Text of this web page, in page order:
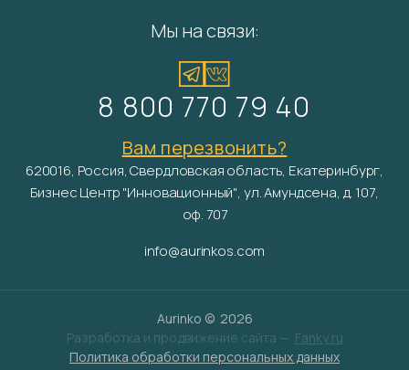
Мы на связи:
8 800 770 79 40
Вам перезвонить?
620016, Россия, Свердловская область, Екатеринбург,
Бизнес Центр "Инновационный", ул. Амундсена, д. 107,
оф. 707
info@aurinkos.com
Aurinko © 2026
Разработка и продвижение сайта — Fanky.ru
Политика обработки персональных данных